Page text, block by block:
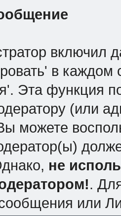
в
Эта функция
(или
можете
не
.
или